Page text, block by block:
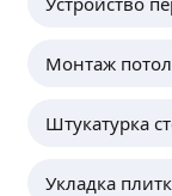
Монтаж
Штукатурка
Укладка